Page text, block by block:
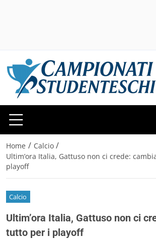
Home / Calcio /
Ultim’ora Italia, Gattuso non ci crede:
playoff
Calcio
Ultim’ora Italia, Gattuso non ci
tutto per i playoff